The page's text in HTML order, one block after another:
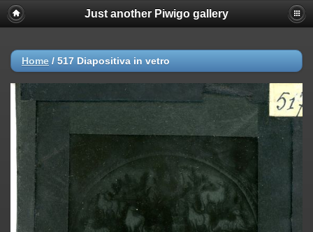
Deprecated
: strncmp(): Passing null to parameter #1 ($string1) of type
string is deprecated in
Just another Piwigo gallery
Home / 517 Diapositiva in vetro